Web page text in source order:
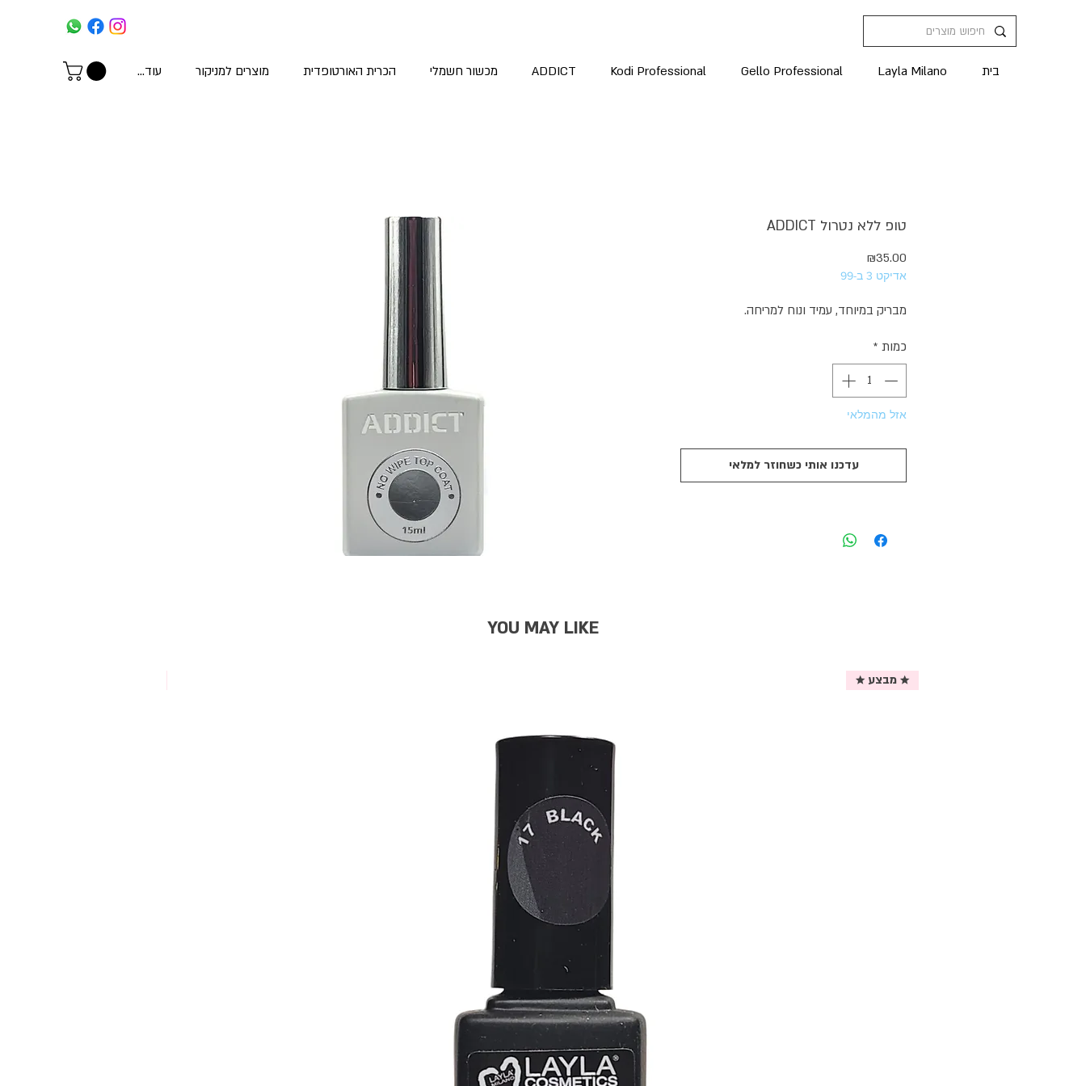
בית Layla Milano
Gello Professional
Kodi Professional
ADDICT מכשור חשמלי הכרית האורטופדית מוצרים למניקור עוד...
טופ ללא נטרול ADDICT
₪35.00
אדיקט 3 ב-99
מבריק במיוחד, עמיד ונוח למריחה.
כמות *
אזל מהמלאי
עדכנו אותי כשחוזר למלאי
YOU MAY LIKE
★ מבצע ★